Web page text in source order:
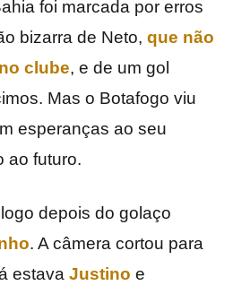
foi marcada por erros
bizarra de Neto, que não
clube, e de um gol
Mas o Botafogo viu
esperanças ao seu
ao futuro.
depois do golaço
. A câmera cortou para
estava Justino e